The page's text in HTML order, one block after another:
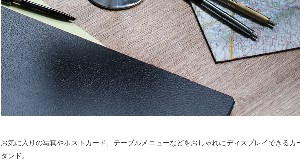
お気に入りの写真やポストカード、テーブルメニューなどをおしゃれにディスプレイできるカ
タンド。